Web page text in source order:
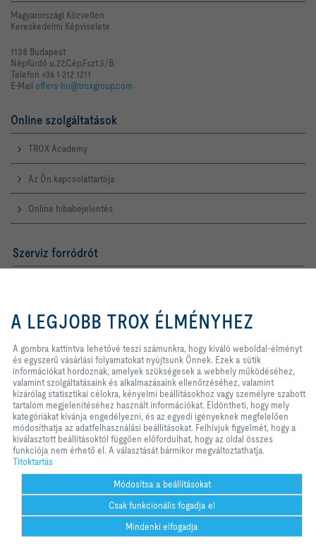
Segítség
Magyarországi Közvetlen
Kereskedelmi Képviselete
1138 Budapest
Népfürdő u.22.C.ép.Fszt.3/B.
Telefon +36 1 212 1211
E-Mail offers-hu@troxgroup.com
Online szolgáltatások
TROX Academy
Az Ön kapcsolattartója
Online hibabejelentés
Szerviz forródrót
Telefon +36 1 212 1211
A TROX A KÖZÖSSÉGI MÉDIÁBAN
Kezdőlap Kapcsolat Impresszum
Szállítási és fizetési feltételek
Titoktartás
2026 © TROX AUSTRIA + CEE GmbH
számunkra, hogy kiváló weboldal-
élményt és egyszerű vásárlási
Ezek a sütik információkat
hordoznak, amelyek szükségesek a
webhely működéséhez, valamint
szolgáltatásaink és alkalmazásaink
ellenőrzéséhez, valamint kizárólag
statisztikai célokra, kényelmi
beállításokhoz vagy személyre
szabott tartalom megjelenítéséhez
használt információkat. Eldöntheti,
hogy mely kategóriákat kívánja
igényeknek megfelelően
módosíthatja az adatfelhasználási
beállításokat. Felhívjuk figyelmét,
hogy a kiválasztott beállításoktól
függően előfordulhat, hogy az oldal
összes funkciója nem érhető el. A
választását bármikor
A LEGJOBB TROX ÉLMÉNYHEZ
A gombra kattintva lehetővé teszi számunkra, hogy kiváló weboldal-élményt
és egyszerű vásárlási folyamatokat nyújtsunk Önnek. Ezek a sütik
információkat hordoznak, amelyek szükségesek a webhely működéséhez,
valamint szolgáltatásaink és alkalmazásaink ellenőrzéséhez, valamint
kizárólag statisztikai célokra, kényelmi beállításokhoz vagy személyre szabott
tartalom megjelenítéséhez használt információkat. Eldöntheti, hogy mely
kategóriákat kívánja engedélyezni, és az egyedi igényeknek megfelelően
módosíthatja az adatfelhasználási beállításokat. Felhívjuk figyelmét, hogy a
kiválasztott beállításoktól függően előfordulhat, hogy az oldal összes
funkciója nem érhető el. A választását bármikor megváltoztathatja.
Titoktartás
Módosítsa a beállításokat
Csak funkcionális fogadja el
Mindenki elfogadja